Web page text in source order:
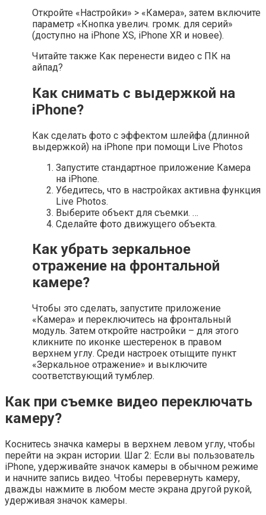
Откройте «Настройки» > «Камера», затем включите
параметр «Кнопка увелич. громк. для серий»
(доступно на iPhone XS, iPhone XR и новее).
Читайте также Как перенести видео с ПК на
айпад?
Как снимать с выдержкой на
iPhone?
Как сделать фото с эффектом шлейфа (длинной
выдержкой) на iPhone при помощи Live Photos
Запустите стандартное приложение Камера
на iPhone.
Убедитесь, что в настройках активна функция
Live Photos.
Выберите объект для съемки. …
Сделайте фото движущего объекта.
Как убрать зеркальное
отражение на фронтальной
камере?
Чтобы это сделать, запустите приложение
«Камера» и переключитесь на фронтальный
модуль. Затем откройте настройки – для этого
кликните по иконке шестеренок в правом
верхнем углу. Среди настроек отыщите пункт
«Зеркальное отражение» и выключите
соответствующий тумблер.
Как при съемке видео переключать
камеру?
Коснитесь значка камеры в верхнем левом углу, чтобы
перейти на экран истории. Шаг 2: Если вы пользователь
iPhone, удерживайте значок камеры в обычном режиме
и начните запись видео. Чтобы перевернуть камеру,
дважды нажмите в любом месте экрана другой рукой,
удерживая значок камеры.